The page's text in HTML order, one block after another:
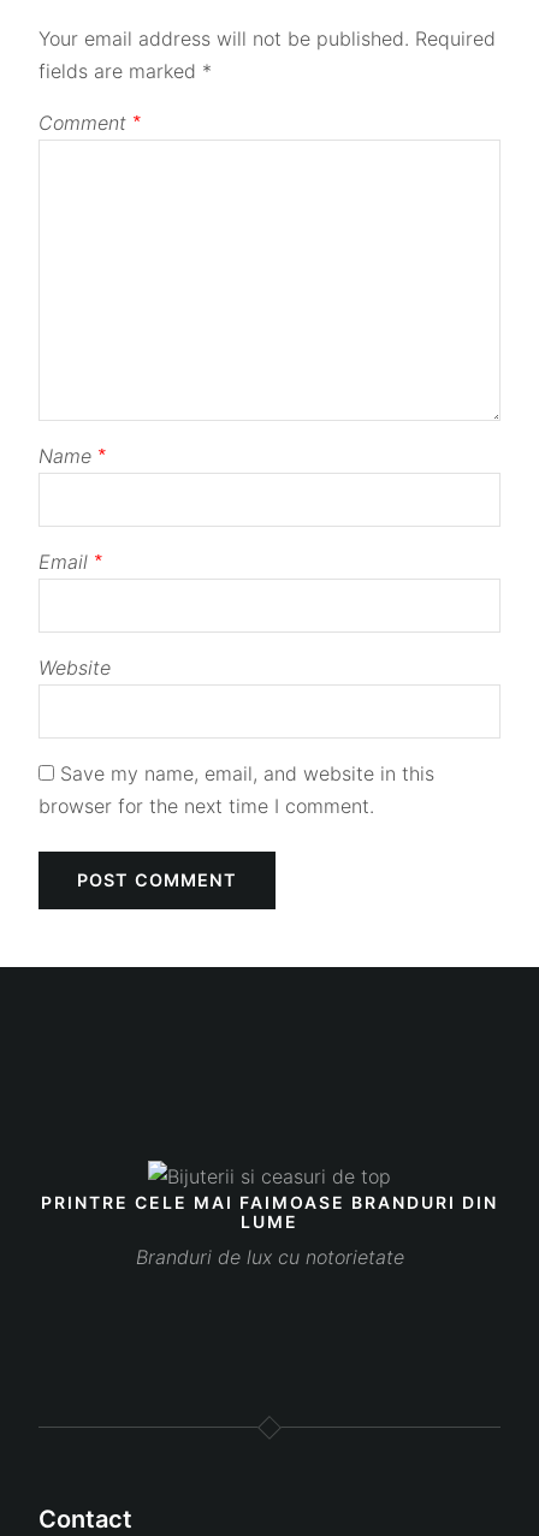
Your email address will not be published. Required
fields are marked *
Comment *
Name *
Email *
Website
Save my name, email, and website in this
browser for the next time I comment.
PRINTRE CELE MAI FAIMOASE BRANDURI DIN
LUME
Branduri de lux cu notorietate
Contact